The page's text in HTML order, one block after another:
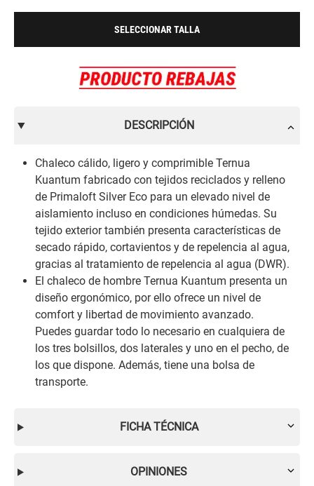
SELECCIONAR TALLA
DESCRIPCIÓN
Chaleco cálido, ligero y comprimible Ternua
Kuantum fabricado con tejidos reciclados y relleno
de Primaloft Silver Eco para un elevado nivel de
aislamiento incluso en condiciones húmedas. Su
tejido exterior también presenta características de
secado rápido, cortavientos y de repelencia al agua,
gracias al tratamiento de repelencia al agua (DWR).
El chaleco de hombre Ternua Kuantum presenta un
diseño ergonómico, por ello ofrece un nivel de
comfort y libertad de movimiento avanzado.
Puedes guardar todo lo necesario en cualquiera de
los tres bolsillos, dos laterales y uno en el pecho, de
los que dispone. Además, tiene una bolsa de
transporte.
FICHA TÉCNICA
OPINIONES